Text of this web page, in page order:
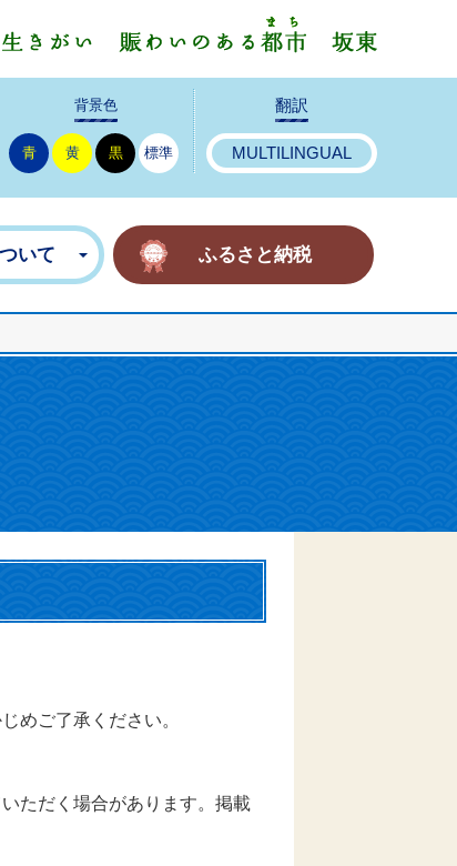
背景色
青 黄 黒 標準
翻訳
MULTILINGUAL
いて ふるさと納税
めご了承ください。
ただく場合があります。掲載